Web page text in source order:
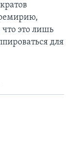
что это лишь
для